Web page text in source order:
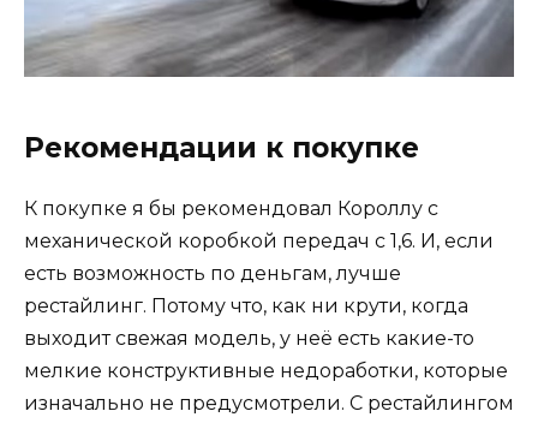
Рекомендации к покупке
К покупке я бы рекомендовал Короллу с
механической коробкой передач с 1,6. И, если
есть возможность по деньгам, лучше
рестайлинг. Потому что, как ни крути, когда
выходит свежая модель, у неё есть какие-то
мелкие конструктивные недоработки, которые
изначально не предусмотрели. С рестайлингом